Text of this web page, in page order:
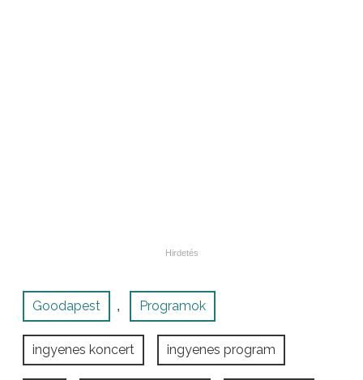
Goodapest , Programok
ingyenes koncert ingyenes program